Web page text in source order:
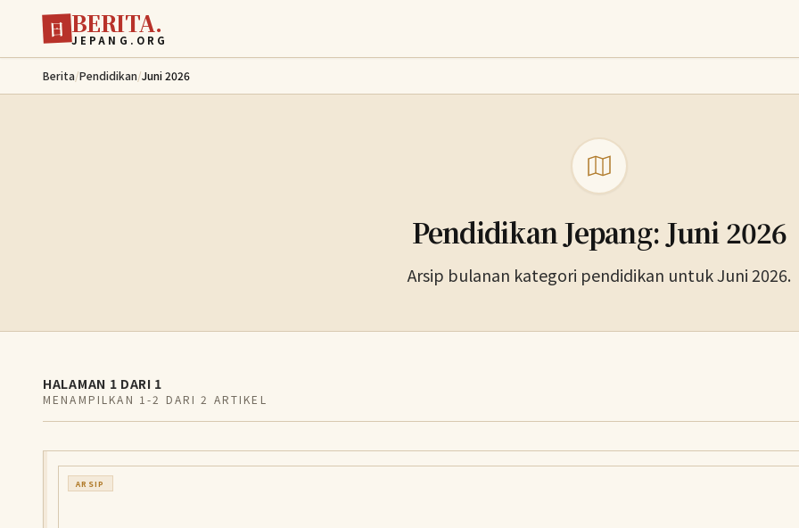
Lewati ke konten utama
日 BERITA.
JEPANG.ORG
Berita/Pendidikan/Juni 2026
Pendidikan Jepang: Juni 2026
Arsip bulanan kategori pendidikan untuk Juni 2026.
HALAMAN 1 DARI 1
MENAMPILKAN 1-2 DARI 2 ARTIKEL
ARSIP